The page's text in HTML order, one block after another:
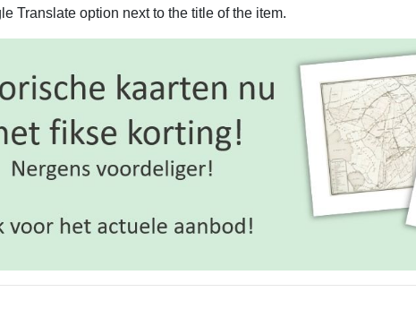
Translate option next to the title of the item.